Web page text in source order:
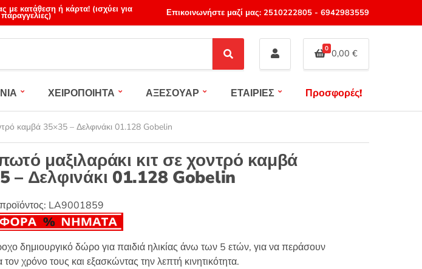
κατάθεση ή κάρτα! (ισχύει για Επικοινωνήστε μαζί μας: 2510222805- 6942983559
S
e
c
0 0,00 €
ΧΕΙΡΟΠΟΙΗΤΑ ΑΞΕΣΟΥΑΡ ΕΤΑΙΡΙΕΣ Προσφορές!
καμβά 35×35 – Δελφινάκι 01.128 Gobelin
μαξιλαράκι κιτ σε χοντρό καμβά
– Δελφινάκι 01.128 Gobelin
LA9001859
δημιουργικό δώρο για παιδιά ηλικίας άνω των 5 ετών, για να περάσουν
τον χρόνο τους και εξασκώντας την λεπτή κινητικότητα.